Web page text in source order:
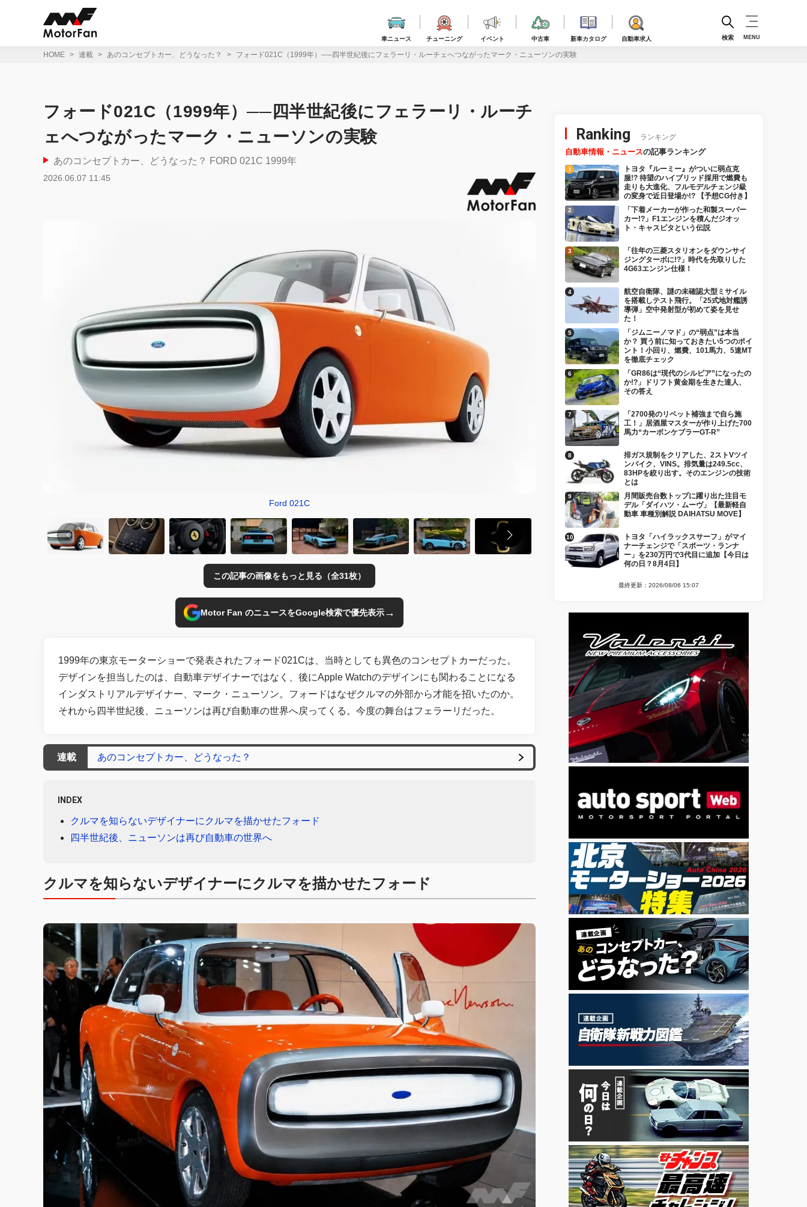
車ニュース チューニング イベント 中古車 新車カタログ 自動車求人 検索 MENU
HOME 連載 あのコンセプトカー、どうなった？ フォード021C（1999年）──四半世紀後にフェラーリ・ルーチェへつながったマーク・ニューソンの実験
フォード021C（1999年）──四半世紀後にフェラーリ・ルーチ
ェへつながったマーク・ニューソンの実験
あのコンセプトカー、どうなった？ FORD 021C 1999年
2026.06.07 11:45
Ford 021C
この記事の画像をもっと見る（全31枚）
Motor Fan のニュースをGoogle検索で優先表示→
1999年の東京モーターショーで発表されたフォード021Cは、当時としても異色のコンセプトカーだった。
デザインを担当したのは、自動車デザイナーではなく、後にApple Watchのデザインにも関わることになる
インダストリアルデザイナー、マーク・ニューソン。フォードはなぜクルマの外部から才能を招いたのか。
それから四半世紀後、ニューソンは再び自動車の世界へ戻ってくる。今度の舞台はフェラーリだった。
連載 あのコンセプトカー、どうなった？
INDEX
クルマを知らないデザイナーにクルマを描かせたフォード
四半世紀後、ニューソンは再び自動車の世界へ
クルマを知らないデザイナーにクルマを描かせたフォード
Ranking ランキング
自動車情報・ニュースの記事ランキング
トヨタ『ルーミー』がついに弱点克
服!? 待望のハイブリッド採用で燃費も
走りも大進化、フルモデルチェンジ級
の変身で近日登場か!? 【予想CG付き】
「下着メーカーが作った和製スーパー
カー!?」F1エンジンを積んだジオッ
ト・キャスピタという伝説
「往年の三菱スタリオンをダウンサイ
ジングターボに!?」時代を先取りした
4G63エンジン仕様！
航空自衛隊、謎の未確認大型ミサイル
を搭載しテスト飛行。「25式地対艦誘
導弾」空中発射型が初めて姿を見せ
た！
「ジムニーノマド」の“弱点”は本当
か？ 買う前に知っておきたい5つのポイ
ント！小回り、燃費、101馬力、5速MT
を徹底チェック
「GR86は“現代のシルビア”になったの
か!?」ドリフト黄金期を生きた達人、
その答え
「2700発のリベット補強まで自ら施
工！」居酒屋マスターが作り上げた700
馬力“カーボンケブラーGT-R”
排ガス規制をクリアした、2ストVツイ
ンバイク、VINS。排気量は249.5cc、
83HPを絞り出す。そのエンジンの技術
とは
月間販売台数トップに躍り出た注目モ
デル「ダイハツ・ムーヴ」【最新軽自
動車 車種別解説 DAIHATSU MOVE】
トヨタ「ハイラックスサーフ」がマイ
ナーチェンジで「スポーツ・ランナ
ー」を230万円で3代目に追加【今日は
何の日？8月4日】
最終更新：2026/08/06 15:07